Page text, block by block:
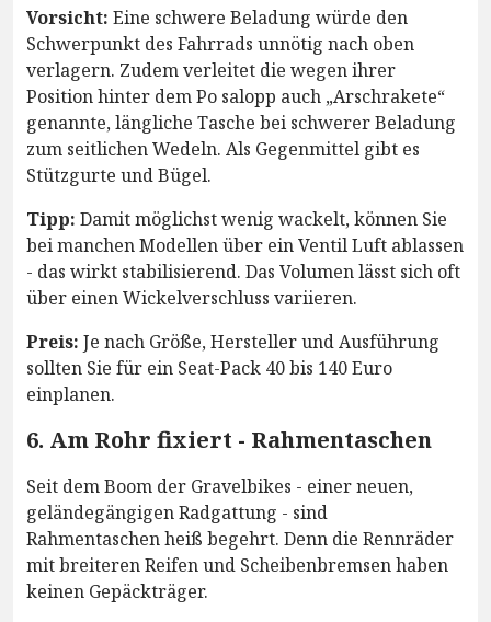
Vorsicht: Eine schwere Beladung würde den
Schwerpunkt des Fahrrads unnötig nach oben
verlagern. Zudem verleitet die wegen ihrer
Position hinter dem Po salopp auch „Arschrakete“
genannte, längliche Tasche bei schwerer Beladung
zum seitlichen Wedeln. Als Gegenmittel gibt es
Stützgurte und Bügel.
Tipp: Damit möglichst wenig wackelt, können Sie
bei manchen Modellen über ein Ventil Luft ablassen
- das wirkt stabilisierend. Das Volumen lässt sich oft
über einen Wickelverschluss variieren.
Preis: Je nach Größe, Hersteller und Ausführung
sollten Sie für ein Seat-Pack 40 bis 140 Euro
einplanen.
6. Am Rohr fixiert - Rahmentaschen
Seit dem Boom der Gravelbikes - einer neuen,
geländegängigen Radgattung - sind
Rahmentaschen heiß begehrt. Denn die Rennräder
mit breiteren Reifen und Scheibenbremsen haben
keinen Gepäckträger.